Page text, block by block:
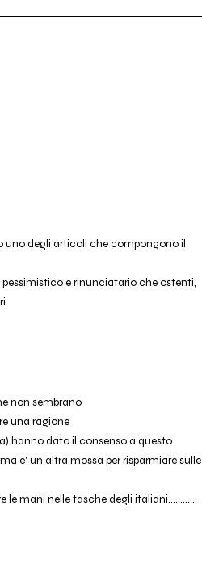
uno degli articoli che compongono il
e rinunciatario che ostenti,
non sembrano
una ragione
hanno dato il consenso a questo
e' un'altra mossa per risparmiare sulle
mani nelle tasche degli italiani............